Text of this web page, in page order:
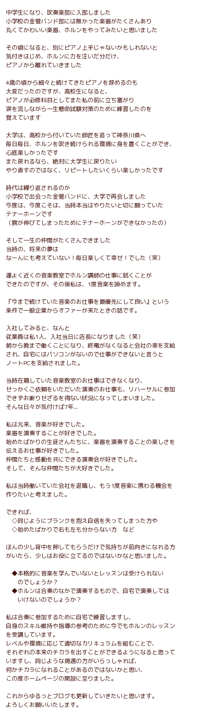
中学生になり、吹奏楽部に入部しました
小学校の金管バンド部には無かった楽器がたくさんあり
丸くてかわいい楽器、ホルンをやってみたいと思いました
その頃になると、別にピアノ上手じゃないかもしれないと
気付きはじめ、ホルンに力を注いだ分だけ、
ピアノから離れていきました
4歳の頃から細々と続けてきたピアノを辞めるのも
大変だったのですが、高校生になると、
ピアノが必修科目としてまた私の前に立ち塞がり
涙を流しながら一生懸命試験対策のために練習したのを
覚えています
大学は、高校から付いていた師匠を追って神奈川県へ
毎日毎日、ホルンを吹き続けられる環境に身を置くことができ、
心底楽しかったです
また戻れるなら、絶対に大学生に戻りたい
やり直すのではなく、リピートしたいくらい楽しかったです
時代は繰り返されるのか
小学校で出会った金管バンドに、大学で再会しました
今度は、今度こそは、当時本当はやりたいと切に願っていた
テナーホーンです
（腕が伸びてしまったためにテナーホーンができなかったの）
そして一生の仲間がたくさんできました
当時の、将来の夢は
なーんにも考えていない！毎日楽しくて幸せ！でした（笑）
運よく近くの音楽教室でホルン講師の仕事に就くことが
できたのですが、その後私は、1度音楽を諦めます。
『今まで続けていた音楽のお仕事を最優先にして良い』という
条件で一般企業からオファーが来たときの話です。
入社してみると、なんと
従業員は私1人、入社当日に店長になりました（笑）
朝から晩まで働くことになり、終電がなくなると会社の車を支給
され、自宅にはパソコンがないので仕事ができないと言うと
ノートPCを支給されました。
当時在籍していた音楽教室のお仕事はできなくなり、
せっかくご依頼をいただいた演奏のお仕事も、リハーサルに参加
できずお断りせざるを得ない状況になってしまいました。
そんな日々が気付けば7年...
私は元来、音楽が好きでした。
楽器を演奏することが好きでした。
始めたばかりの生徒さんたちに、楽器を演奏することの楽しさを
伝えるお仕事が好きでした。
仲間たちと感動を共にできる演奏会が好きでした。
そして、そんな仲間たちが大好きでした。
私は当時働いていた会社を退職し、もう1度音楽に携わる機会を
作りたいと考えました。
できれば、
◇同じようにブランクを抱え自信を失ってしまった方や
◇始めたばかりで右も左も分からない方 など
ほんの少し背中を押してもらうだけで気持ちが前向きになれる方
がいたら、少しはお役に立てるのではないかなと思いました。
◆本格的に音楽を学んでいないとレッスンは受けられない
のでしょうか？
◆ホルンは合奏のなかで演奏するもので、自宅で演奏しては
いけないのでしょうか？
私は合奏に参加するために自宅で練習しますし、
自身のスキル維持や指導の参考のために今でもホルンのレッスン
を受講しています。
レベルや環境に応じて適切なカリキュラムを組むことで、
それぞれの本来のチカラを出すことができるようになると思って
いますし、同じような境遇の方がいらっしゃれば、
何かチカラになれることがあるのではないかと思い、
この度ホームページの開設に至りました。
これからゆるっとブログも更新していきたいと思います。
よろしくお願いいたします。